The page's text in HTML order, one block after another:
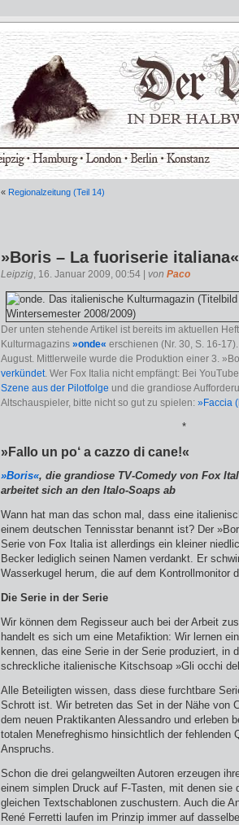
« Regionalzeitung (Teil 14)
»Boris – La fuoriserie italiana«
Leipzig, 16. Januar 2009, 00:54 | von Paco
Der unten stehende Artikel ist bereits im aktuellen
Kulturmagazins »onde« erschienen (Nr. 30, S. 16-
August. Mittlerweile wurde die Produktion einer 3.
verkündet. Wer Fox Italia nicht empfängt: Bei
Szene aus der Pilotfolge und die grandiose
Altschauspieler, bitte nicht so gut zu spielen: »Faccia
*
»Fallo un po‘ a cazzo di cane!«
»Boris«, die grandiose TV-Comedy von Fox
arbeitet sich an den Italo-Soaps ab
Wann hat man das schon mal, dass eine
einem deutschen Tennisstar benannt ist? Der
Serie von Fox Italia ist allerdings ein kleiner
Becker lediglich seinen Namen verdankt. Er
Wasserkugel herum, die auf dem Kontrollmonitor
Die Serie in der Serie
Wir können dem Regisseur auch bei der Arbeit
handelt es sich um eine Metafiktion: Wir lernen
kennen, das eine Serie in der Serie produziert, in
schreckliche italienische Kitschsoap »Gli occhi
Alle Beteiligten wissen, dass diese furchtbare
Schrott ist. Wir betreten das Set in der Nähe von
dem neuen Praktikanten Alessandro und erleben
totalen Menefreghismo hinsichtlich der fehlenden
Anspruchs.
Schon die drei gelangweilten Autoren erzeugen
einem simplen Druck auf F-Tasten, mit denen sie
gleichen Textschablonen zuschustern. Auch die
René Ferretti laufen im Prinzip immer auf